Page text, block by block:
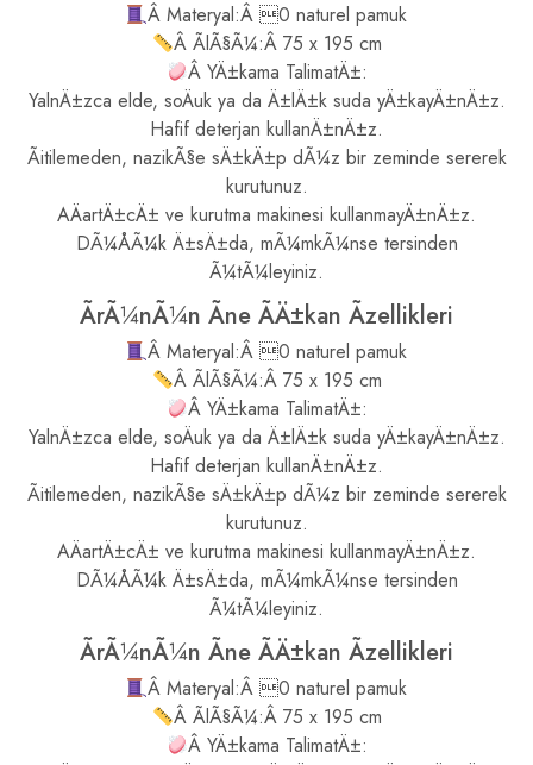
Â Materyal:Â 0 naturel pamuk
Â ÃlÃ§Ã¼:Â 75 x 195 cm
Â YÄ±kama TalimatÄ±:
YalnÄ±zca elde, soÄuk ya da Ä±lÄ±k suda yÄ±kayÄ±nÄ±z.
Hafif deterjan kullanÄ±nÄ±z.
Ãitilemeden, nazikÃ§e sÄ±kÄ±p dÃ¼z bir zeminde sererek
kurutunuz.
AÄartÄ±cÄ± ve kurutma makinesi kullanmayÄ±nÄ±z.
DÃ¼ÅÃ¼k Ä±sÄ±da, mÃ¼mkÃ¼nse tersinden
Ã¼tÃ¼leyiniz.
ÃrÃ¼nÃ¼n Ãne ÃÄ±kan Ãzellikleri
Â Materyal:Â 0 naturel pamuk
Â ÃlÃ§Ã¼:Â 75 x 195 cm
Â YÄ±kama TalimatÄ±:
YalnÄ±zca elde, soÄuk ya da Ä±lÄ±k suda yÄ±kayÄ±nÄ±z.
Hafif deterjan kullanÄ±nÄ±z.
Ãitilemeden, nazikÃ§e sÄ±kÄ±p dÃ¼z bir zeminde sererek
kurutunuz.
AÄartÄ±cÄ± ve kurutma makinesi kullanmayÄ±nÄ±z.
DÃ¼ÅÃ¼k Ä±sÄ±da, mÃ¼mkÃ¼nse tersinden
Ã¼tÃ¼leyiniz.
ÃrÃ¼nÃ¼n Ãne ÃÄ±kan Ãzellikleri
Â Materyal:Â 0 naturel pamuk
Â ÃlÃ§Ã¼:Â 75 x 195 cm
Â YÄ±kama TalimatÄ±: